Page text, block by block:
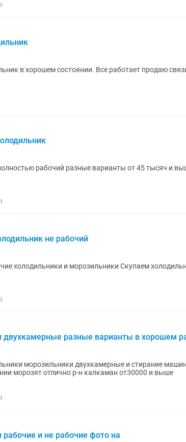
в хорошем состоянии. Все работает продаю
рабочий разные варианты от 45 тысяч и
не рабочий
холодильники и морозильники Скупаем
двухкамерные разные варианты в хорошем
морозильники двухкамерные и стирание
морозят отлично р-н калкаман от30000 и выше
рабочие и не рабочие фото на